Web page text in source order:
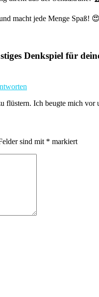
macht jede Menge Spaß!
Denkspiel für
flüstern. Ich beugte mich
sind mit * markiert